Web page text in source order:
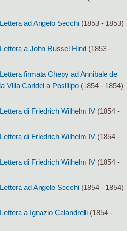
Lettera ad Angelo Secchi (1853 - 1853)
Lettera a John Russel Hind (1853 -
Lettera firmata Chepy ad Annibale de
Villa Caridei a Posillipo (1854 - 1854)
Lettera di Friedrich Wilhelm IV (1854 -
Lettera di Friedrich Wilhelm IV (1854 -
Lettera di Friedrich Wilhelm IV (1854 -
Lettera ad Angelo Secchi (1854 - 1854)
Lettera a Ignazio Calandrelli (1854 -